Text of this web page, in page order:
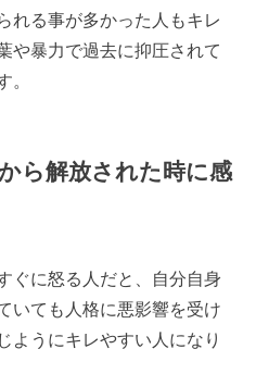
れる事が多かった人もキレ
や暴力で過去に抑圧されて
。
ら解放された時に感
ぐに怒る人だと、自分自身
いても人格に悪影響を受け
ようにキレやすい人になり